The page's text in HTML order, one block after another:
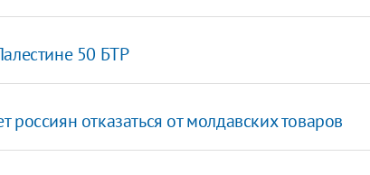
50 БТР
россиян отказаться от молдавских товаров